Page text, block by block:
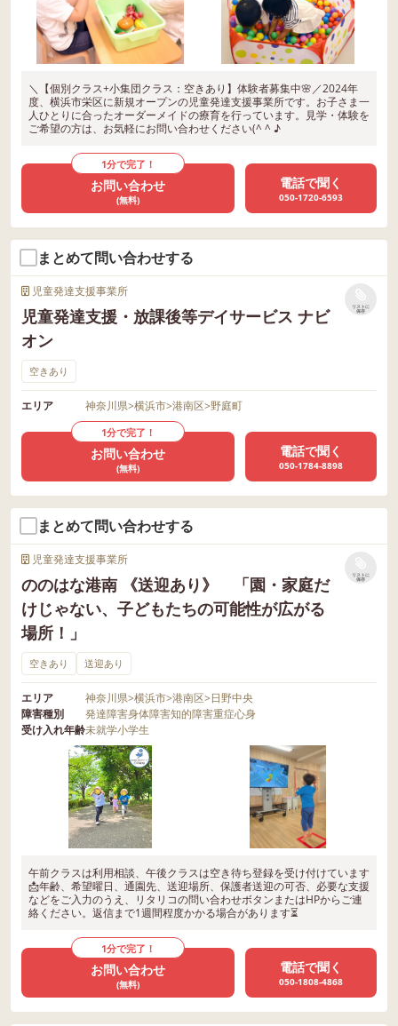
＼【個別クラス+小集団クラス：空きあり】体験者募集中🌸／2024年
度、横浜市栄区に新規オープンの児童発達支援事業所です。お子さま一
人ひとりに合ったオーダーメイドの療育を行っています。見学・体験を
ご希望の方は、お気軽にお問い合わせください(^ ^ ♪
1分で完了！
お問い合わせ
(無料)
電話で聞く
050-1720-6593
まとめて問い合わせする
児童発達支援事業所
児童発達支援・放課後等デイサービス ナビ
オン
リストに
保存
空きあり
エリア 神奈川県>横浜市>港南区>野庭町
1分で完了！
お問い合わせ
(無料)
電話で聞く
050-1784-8898
まとめて問い合わせする
児童発達支援事業所
ののはな港南 《送迎あり》 「園・家庭だ
けじゃない、子どもたちの可能性が広がる
場所！」
リストに
保存
空きあり 送迎あり
エリア 神奈川県>横浜市>港南区>日野中央
障害種別
発達障害身体障害知的障害重症心身
受け入れ年齢未就学小学生
午前クラスは利用相談、午後クラスは空き待ち登録を受け付けています
📩年齢、希望曜日、通園先、送迎場所、保護者送迎の可否、必要な支援
などをご入力のうえ、リタリコの問い合わせボタンまたはHPからご連
絡ください。返信まで1週間程度かかる場合があります⏳
1分で完了！
お問い合わせ
(無料)
電話で聞く
050-1808-4868